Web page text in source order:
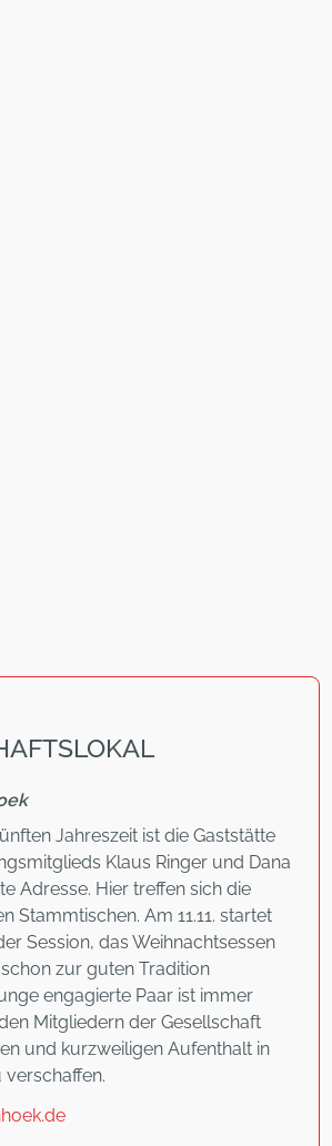
Jahreszeit ist die Gaststätte
Klaus Ringer und Dana
Adresse. Hier treffen sich die
Stammtischen. Am 11.11. startet
Session, das Weihnachtsessen
zur guten Tradition
engagierte Paar ist immer
Mitgliedern der Gesellschaft
und kurzweiligen Aufenthalt in
verschaffen.